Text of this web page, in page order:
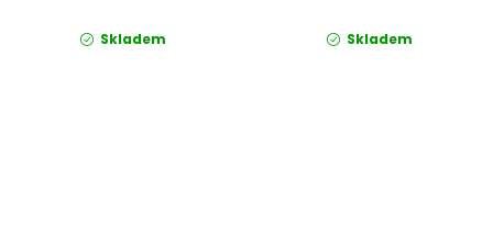
Skladem Skladem